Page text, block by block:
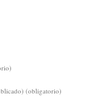
(obligatorio)